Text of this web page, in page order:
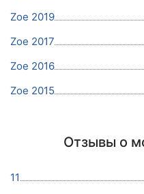
Zoe 2019
Zoe 2017
Zoe 2016
Zoe 2015
Отзывы о
11